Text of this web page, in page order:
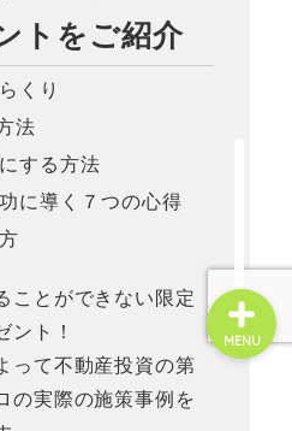
トをご紹介
くり
法
する方法
に導く７つの心得
ことができない限定
ント！
って不動産投資の第
の実際の施策事例を
MENU
管理会社変更